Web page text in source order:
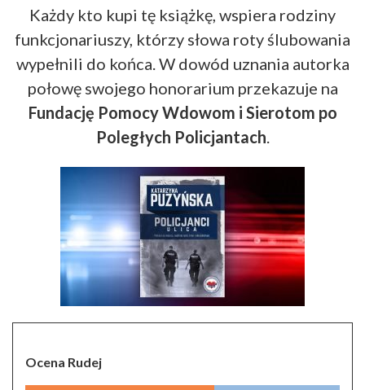
Każdy kto kupi tę książkę, wspiera rodziny
funkcjonariuszy, którzy słowa roty ślubowania
wypełnili do końca. W dowód uznania autorka
połowę swojego honorarium przekazuje na
Fundację Pomocy Wdowom i Sierotom po
Poległych Policjantach
Ocena Rudej